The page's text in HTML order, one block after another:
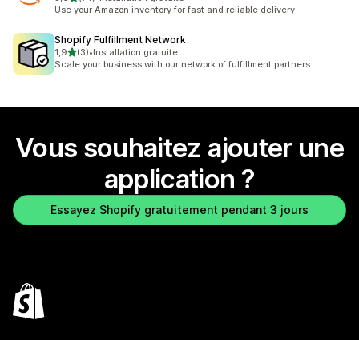
74 avis au total
Use your Amazon inventory for fast and reliable delivery
Shopify Fulfillment Network
1,9étoile(s) sur 5
(3)
3 avis au total
•Installation gratuite
Scale your business with our network of fulfillment partners
Vous souhaitez ajouter une
application ?
Essayez Shopify gratuitement pendant 3 jours